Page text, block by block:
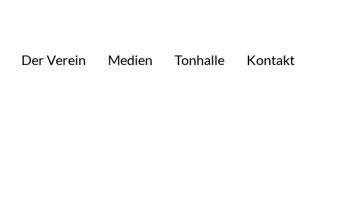
Der Verein Medien Tonhalle
Kontakt